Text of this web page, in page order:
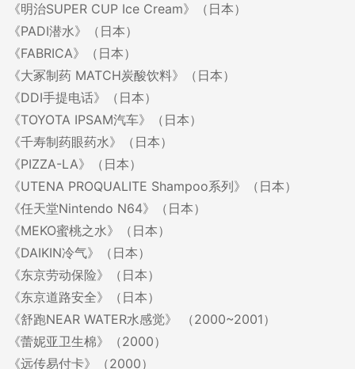
《明治SUPER CUP Ice Cream》（日本）
《PADI潜水》（日本）
《FABRICA》（日本）
《大冢制药 MATCH炭酸饮料》（日本）
《DDI手提电话》（日本）
《TOYOTA IPSAM汽车》（日本）
《千寿制药眼药水》（日本）
《PIZZA-LA》（日本）
《UTENA PROQUALITE Shampoo系列》（日本）
《任天堂Nintendo N64》（日本）
《MEKO蜜桃之水》（日本）
《DAIKIN冷气》（日本）
《东京劳动保险》（日本）
《东京道路安全》（日本）
《舒跑NEAR WATER水感觉》 （2000~2001）
《蕾妮亚卫生棉》（2000）
《远传易付卡》（2000）